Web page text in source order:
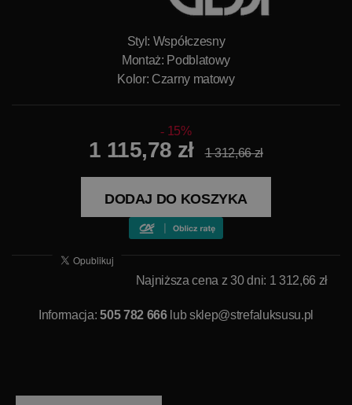
Styl: Współczesny
Montaż: Podblatowy
Kolor: Czarny matowy
15%
1 115,78 zł 1 312,66 zł
DODAJ DO KOSZYKA
Najniższa cena z 30 dni: 1 312,66 zł
Informacja:505 782 666lubsklep@strefaluksusu.pl